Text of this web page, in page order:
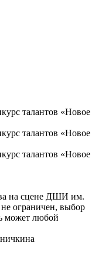
на сцене ДШИ им.
ограничен, выбор
может любой